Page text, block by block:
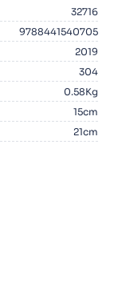
32716
9788441540705
2019
304
0.58Kg
15cm
21cm